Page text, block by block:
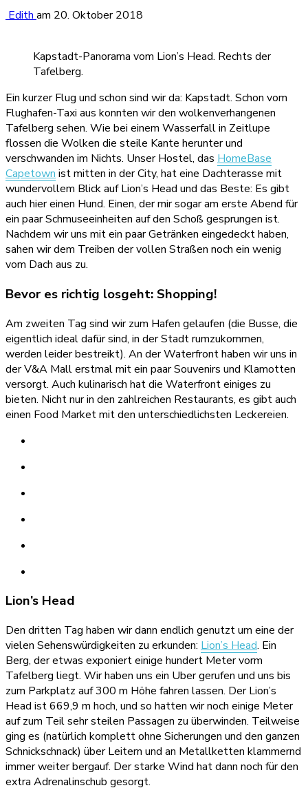
Edith am 20. Oktober 2018
Kapstadt-Panorama vom Lion’s Head. Rechts der
Tafelberg.
Ein kurzer Flug und schon sind wir da: Kapstadt. Schon vom
Flughafen-Taxi aus konnten wir den wolkenverhangenen
Tafelberg sehen. Wie bei einem Wasserfall in Zeitlupe
flossen die Wolken die steile Kante herunter und
verschwanden im Nichts. Unser Hostel, das HomeBase
Capetown ist mitten in der City, hat eine Dachterasse mit
wundervollem Blick auf Lion’s Head und das Beste: Es gibt
auch hier einen Hund. Einen, der mir sogar am erste Abend für
ein paar Schmuseeinheiten auf den Schoß gesprungen ist.
Nachdem wir uns mit ein paar Getränken eingedeckt haben,
sahen wir dem Treiben der vollen Straßen noch ein wenig
vom Dach aus zu.
Bevor es richtig losgeht: Shopping!
Am zweiten Tag sind wir zum Hafen gelaufen (die Busse, die
eigentlich ideal dafür sind, in der Stadt rumzukommen,
werden leider bestreikt). An der Waterfront haben wir uns in
der V&A Mall erstmal mit ein paar Souvenirs und Klamotten
versorgt. Auch kulinarisch hat die Waterfront einiges zu
bieten. Nicht nur in den zahlreichen Restaurants, es gibt auch
einen Food Market mit den unterschiedlichsten Leckereien.
Lion’s Head
Den dritten Tag haben wir dann endlich genutzt um eine der
vielen Sehenswürdigkeiten zu erkunden: Lion’s Head. Ein
Berg, der etwas exponiert einige hundert Meter vorm
Tafelberg liegt. Wir haben uns ein Uber gerufen und uns bis
zum Parkplatz auf 300 m Höhe fahren lassen. Der Lion’s
Head ist 669,9 m hoch, und so hatten wir noch einige Meter
auf zum Teil sehr steilen Passagen zu überwinden. Teilweise
ging es (natürlich komplett ohne Sicherungen und den ganzen
Schnickschnack) über Leitern und an Metallketten klammernd
immer weiter bergauf. Der starke Wind hat dann noch für den
extra Adrenalinschub gesorgt.